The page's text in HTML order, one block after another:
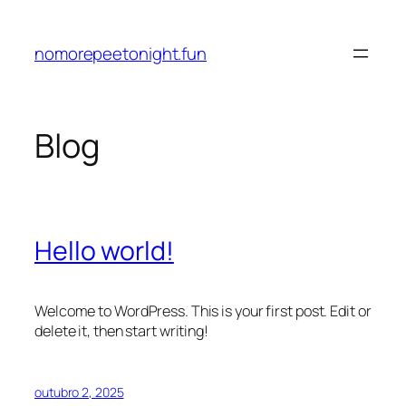
nomorepeetonight.fun
Blog
Hello world!
Welcome to WordPress. This is your first post. Edit or
delete it, then start writing!
outubro 2, 2025